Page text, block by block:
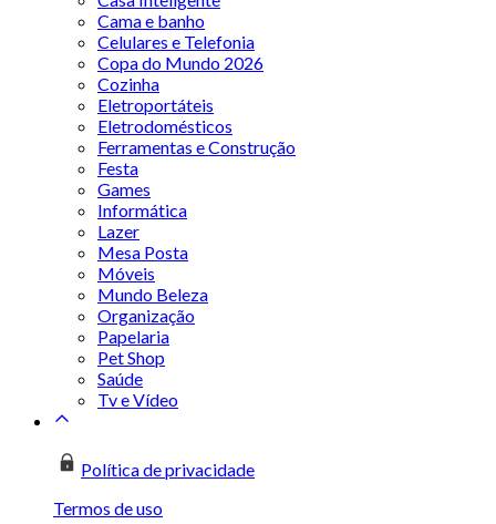
Cama e banho
Celulares e Telefonia
Copa do Mundo 2026
Cozinha
Eletroportáteis
Eletrodomésticos
Ferramentas e Construção
Festa
Games
Informática
Lazer
Mesa Posta
Móveis
Mundo Beleza
Organização
Papelaria
Pet Shop
Saúde
Tv e Vídeo
Política de privacidade
Termos de uso